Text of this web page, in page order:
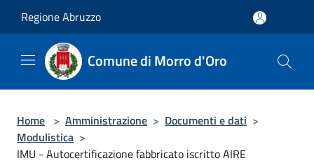
Regione Abruzzo
Comune di Morro d'Oro
Home > Amministrazione > Documenti e dati >
Modulistica >
IMU - Autocertificazione fabbricato iscritto AIRE